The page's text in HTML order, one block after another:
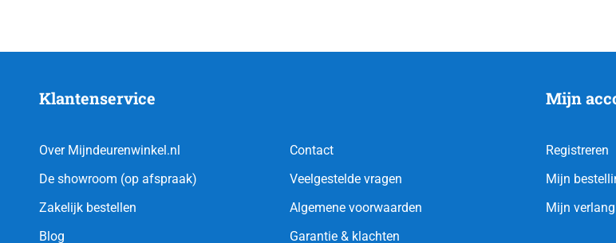
Klantenservice
Over Mijndeurenwinkel.nl
De showroom (op afspraak)
Zakelijk bestellen
Blog
Contact
Veelgestelde vragen
Algemene voorwaarden
Garantie & klachten
Mijn
Registreren
Mijn
Mijn